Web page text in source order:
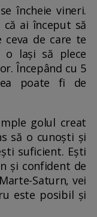
încheie vineri.
ai început să
de care te
lași să plece
Începând cu 5
poate fi de
golul creat
să o cunoști și
suficient. Ești
și confident de
Saturn, vei
este posibil și